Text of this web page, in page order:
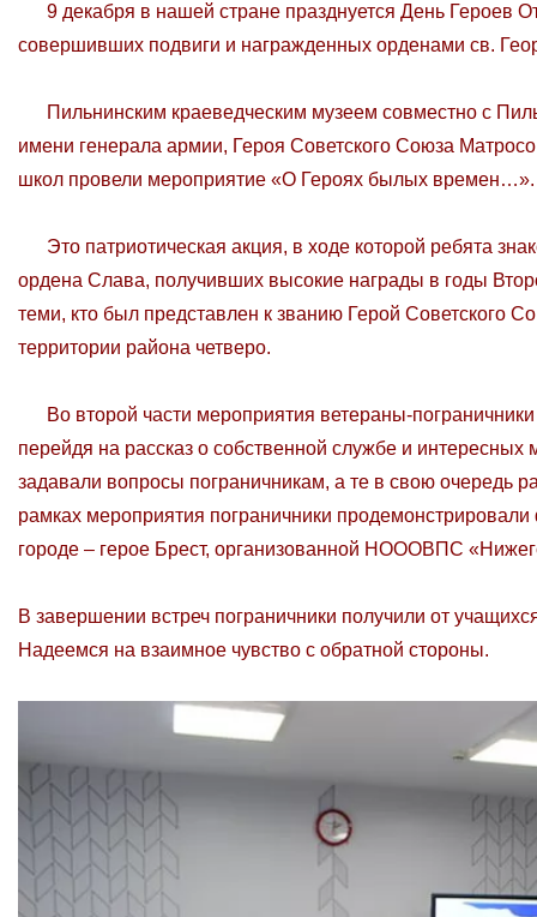
9 декабря в нашей стране празднуется День Героев
совершивших подвиги и награжденных орденами св.
Пильнинским краеведческим музеем совместно с
имени генерала армии, Героя Советского Союза
школ провели мероприятие «О Героях былых времен…».
Это патриотическая акция, в ходе которой ребята
ордена Слава, получивших высокие награды в годы
теми, кто был представлен к званию Герой Советского
территории района четверо.
Во второй части мероприятия ветераны-
перейдя на рассказ о собственной службе и
задавали вопросы пограничникам, а те в свою очередь
рамках мероприятия пограничники
городе – герое Брест, организованной НОООВПС
В завершении встреч пограничники получили от
Надеемся на взаимное чувство с обратной стороны.